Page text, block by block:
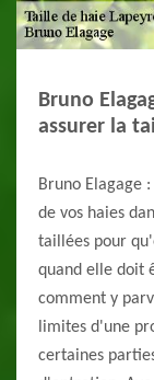
Bruno
assurer la
Bruno Elagage
de vos haies
taillées pour
quand elle doit
comment y
limites d'une
certaines